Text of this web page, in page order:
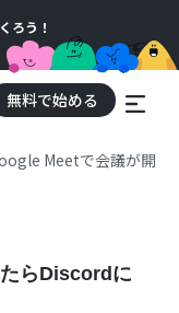
ろう！
無料で始める
Meetで会議が開始
らDiscordに